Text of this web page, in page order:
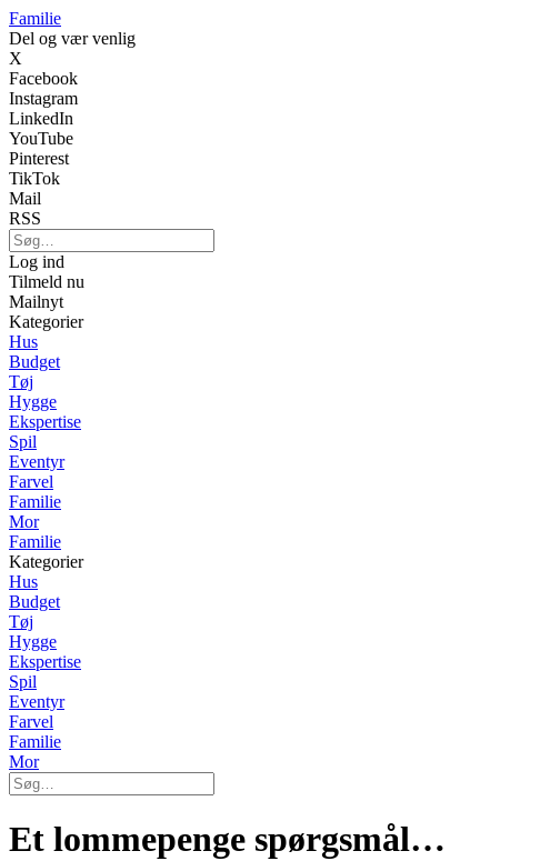
Familie
Del og vær venlig
X
Facebook
Instagram
LinkedIn
YouTube
Pinterest
TikTok
Mail
RSS
Log ind
Tilmeld nu
Mailnyt
Kategorier
Hus
Budget
Tøj
Hygge
Ekspertise
Spil
Eventyr
Farvel
Familie
Mor
Familie
Kategorier
Hus
Budget
Tøj
Hygge
Ekspertise
Spil
Eventyr
Farvel
Familie
Mor
Et lommepenge spørgsmål…